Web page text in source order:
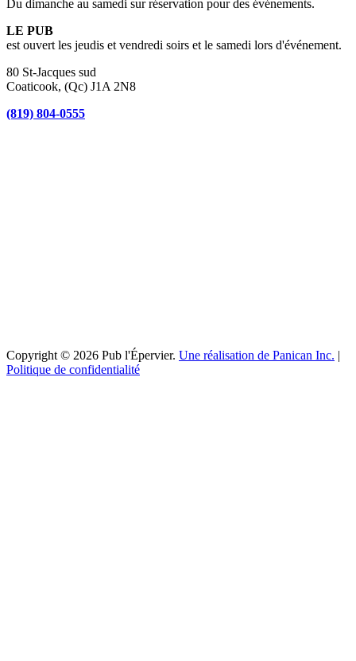
Du dimanche au samedi sur réservation pour des événements.
LE PUB
est ouvert les jeudis et vendredi soirs et le samedi lors d'événement.
80 St-Jacques sud
Coaticook, (Qc) J1A 2N8
(819) 804-0555
Copyright © 2026 Pub l'Épervier. Une réalisation de Panican Inc. |
Politique de confidentialité